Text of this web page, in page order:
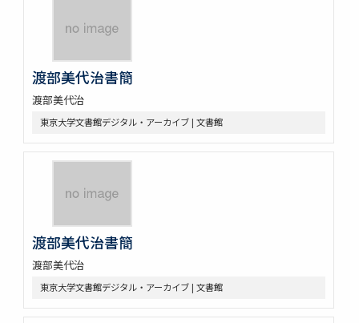
渡部美代治書簡
渡部美代治
東京大学文書館デジタル・アーカイブ | 文書館
渡部美代治書簡
渡部美代治
東京大学文書館デジタル・アーカイブ | 文書館